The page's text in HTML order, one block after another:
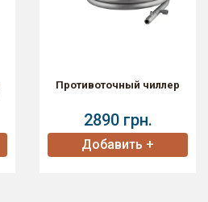
Противоточный чиллер
2890 грн.
Добавить +